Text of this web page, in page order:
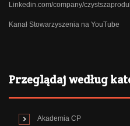
Linkedin.com/company/
Kanał Stowarzyszenia na YouTube
Przeglądaj według
Akademia CP